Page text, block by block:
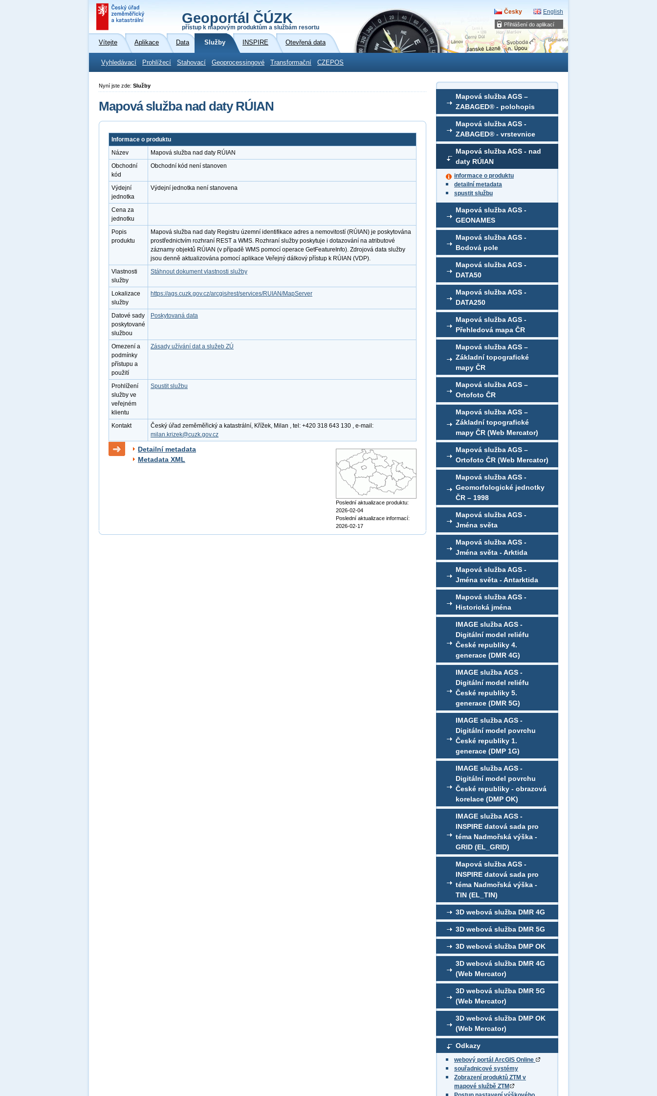
Přihlášení do aplikací
Geoportál ČÚZK
přístup k mapovým produktům a službám resortu
Česky English
Vítejte Aplikace Data Služby INSPIRE Otevřená data
Vyhledávací Prohlížecí Stahovací Geoprocessingové Transformační CZEPOS
Mapová služba AGS –
ZABAGED® - polohopis
Mapová služba AGS -
ZABAGED® - vrstevnice
Mapová služba AGS - nad
daty RÚIAN
informace o produktu
detailní metadata
spustit službu
Mapová služba AGS -
GEONAMES
Mapová služba AGS -
Bodová pole
Mapová služba AGS -
DATA50
Mapová služba AGS -
DATA250
Mapová služba AGS -
Přehledová mapa ČR
Mapová služba AGS –
Základní topografické
mapy ČR
Mapová služba AGS –
Ortofoto ČR
Mapová služba AGS –
Základní topografické
mapy ČR (Web Mercator)
Mapová služba AGS –
Ortofoto ČR (Web Mercator)
Mapová služba AGS -
Geomorfologické jednotky
ČR – 1998
Mapová služba AGS -
Jména světa
Mapová služba AGS -
Jména světa - Arktida
Mapová služba AGS -
Jména světa - Antarktida
Mapová služba AGS -
Historická jména
IMAGE služba AGS -
Digitální model reliéfu
České republiky 4.
generace (DMR 4G)
IMAGE služba AGS -
Digitální model reliéfu
České republiky 5.
generace (DMR 5G)
IMAGE služba AGS -
Digitální model povrchu
České republiky 1.
generace (DMP 1G)
IMAGE služba AGS -
Digitální model povrchu
České republiky - obrazová
korelace (DMP OK)
IMAGE služba AGS -
INSPIRE datová sada pro
téma Nadmořská výška -
GRID (EL_GRID)
Mapová služba AGS -
INSPIRE datová sada pro
téma Nadmořská výška -
TIN (EL_TIN)
3D webová služba DMR 4G
3D webová služba DMR 5G
3D webová služba DMP OK
3D webová služba DMR 4G
(Web Mercator)
3D webová služba DMR 5G
(Web Mercator)
3D webová služba DMP OK
(Web Mercator)
Odkazy
webový portál ArcGIS Online
souřadnicové systémy
Zobrazení produktů ZTM v
mapové službě ZTM
Nyní jste zde: Služby
Mapová služba nad daty RÚIAN
Informace o produktu
Název
Mapová služba nad daty RÚIAN
Obchodní
kód
Obchodní kód není stanoven
Výdejní
jednotka
Výdejní jednotka není stanovena
Cena za
jednotku
Popis
produktu
Mapová služba nad daty Registru územní identifikace adres a nemovitostí (RÚIAN) je poskytována
prostřednictvím rozhraní REST a WMS. Rozhraní služby poskytuje i dotazování na atributové
záznamy objektů RÚIAN (v případě WMS pomocí operace GetFeatureInfo). Zdrojová data služby
jsou denně aktualizována pomocí aplikace Veřejný dálkový přístup k RÚIAN (VDP).
Vlastnosti
služby
Stáhnout dokument vlastnosti služby
Lokalizace
služby
https://ags.cuzk.gov.cz/arcgis/rest/services/RUIAN/MapServer
Datové sady
poskytované
službou
Poskytovaná data
Omezení a
podmínky
přístupu a
použití
Zásady užívání dat a služeb ZÚ
Prohlížení
služby ve
veřejném
klientu
Spustit službu
Kontakt
Český úřad zeměměřický a katastrální, Křížek, Milan , tel: +420 318 643 130 , e-mail:
milan.krizek@cuzk.gov.cz
Detailní metadata
Metadata XML
Poslední aktualizace produktu:
2026-02-04
Poslední aktualizace informací:
2026-02-17